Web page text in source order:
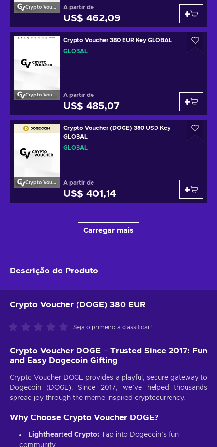
Crypto Voucher A partir de
US$ 462,09
Crypto Voucher
Crypto Voucher 380 EUR Key GLOBAL
GLOBAL
A partir de
US$ 485,07
Crypto Voucher
Crypto Voucher (DOGE) 380 USD Key
GLOBAL
GLOBAL
A partir de
US$ 401,14
Carregar mais
Descrição do Produto
Crypto Voucher (DOGE) 380 EUR
Seja o primeiro a classificar!
Crypto Voucher DOGE – Trusted Since 2017: Fun
and Easy Dogecoin Gifting
Crypto Voucher DOGE provides a playful, secure gateway to
Dogecoin (DOGE). Since 2017, we’ve helped thousands
spread joy through the meme-inspired cryptocurrency.
Why Choose Crypto Voucher DOGE?
Lighthearted Crypto: Tap into Dogecoin’s fun
community.